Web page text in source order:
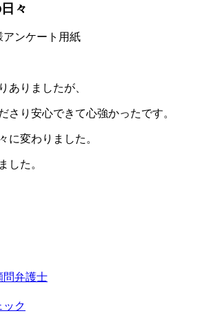
々
ありましたが、
さり安心できて心強かったです。
に変わりました。
した。
問弁護士
ック